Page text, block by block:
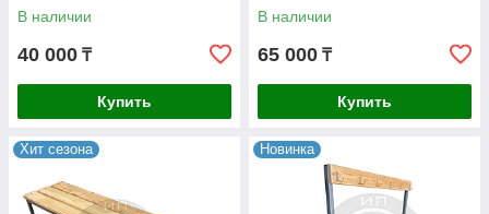
В наличии
40 000 ₸
Купить
В наличии
65 000 ₸
Купить
Хит сезона Новинка